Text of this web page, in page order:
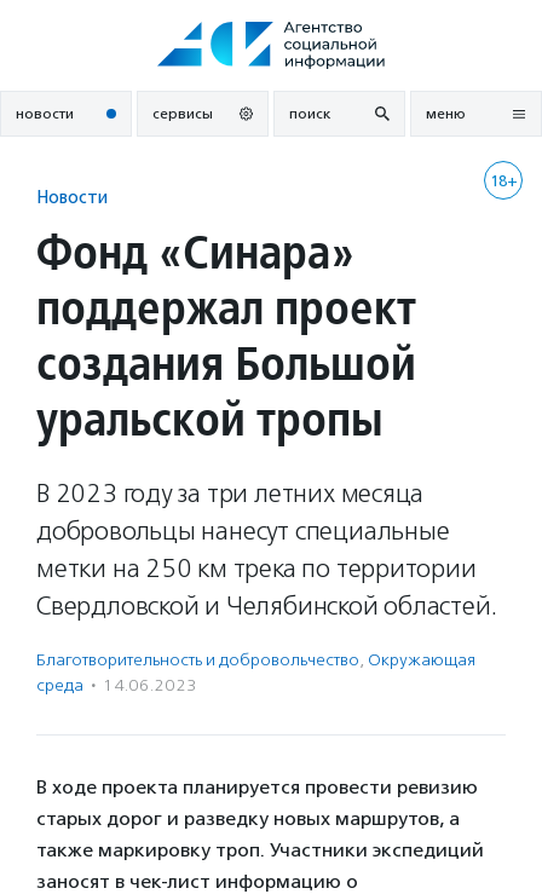
новости сервисы поиск меню
18+
Новости
Фонд «Синара»
поддержал проект
создания Большой
уральской тропы
В 2023 году за три летних месяца
добровольцы нанесут специальные
метки на 250 км трека по территории
Свердловской и Челябинской областей.
Благотвори­тель­ность и доброволь­чест­во, Окружающая
среда · 14.06.2023
В ходе проекта планируется провести ревизию
старых дорог и разведку новых маршрутов, а
также маркировку троп. Участники экспедиций
заносят в чек-лист информацию о